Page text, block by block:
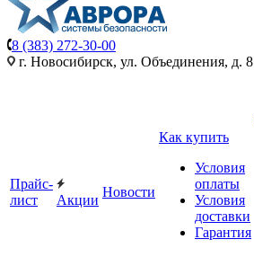
8 (383) 272-30-00
г. Новосибирск, ул. Объединения, д. 8
Прайс-
лист
Акции
Новости
Как купить
Условия
оплаты
Условия
доставки
Гарантия